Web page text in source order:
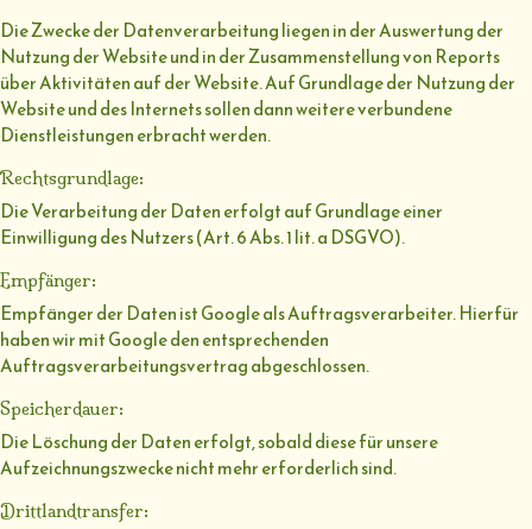
Die Zwecke der Datenverarbeitung liegen in der Auswertung der
Nutzung der Website und in der Zusammenstellung von Reports
über Aktivitäten auf der Website. Auf Grundlage der Nutzung der
Website und des Internets sollen dann weitere verbundene
Dienstleistungen erbracht werden.
Rechtsgrundlage:
Die Verarbeitung der Daten erfolgt auf Grundlage einer
Einwilligung des Nutzers (Art. 6 Abs. 1 lit. a DSGVO).
Empfänger:
Empfänger der Daten ist Google als Auftragsverarbeiter. Hierfür
haben wir mit Google den entsprechenden
Auftragsverarbeitungsvertrag abgeschlossen.
Speicherdauer:
Die Löschung der Daten erfolgt, sobald diese für unsere
Aufzeichnungszwecke nicht mehr erforderlich sind.
Drittlandtransfer: